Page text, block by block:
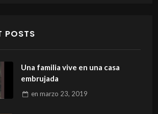
POSTS
Una familia vive en una casa
embrujada
en marzo 23, 2019